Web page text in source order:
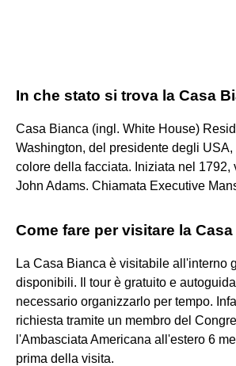
In che stato si trova la Casa
Casa Bianca (ingl. White House)
Washington, del presidente degli USA,
colore della facciata. Iniziata nel 1792,
John Adams. Chiamata Executive
Come fare per visitare la
La Casa Bianca è visitabile all'interno
disponibili. Il tour è gratuito e
necessario organizzarlo per tempo.
richiesta tramite un membro del
l'Ambasciata Americana all'estero 6
prima della visita.